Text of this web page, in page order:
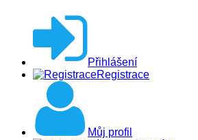
Přihlášení
Registrace
Můj profil